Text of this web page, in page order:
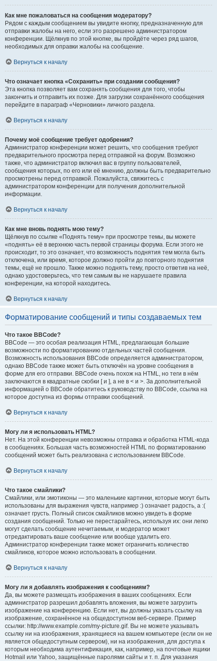
Как мне пожаловаться на сообщения модератору?
Рядом с каждым сообщением вы увидите кнопку, предназначенную для
отправки жалобы на него, если это разрешено администратором
конференции. Щёлкнув по этой кнопке, вы пройдёте через ряд шагов,
необходимых для оправки жалобы на сообщение.
Вернуться к началу
Что означает кнопка «Сохранить» при создании сообщения?
Эта кнопка позволяет вам сохранять сообщения для того, чтобы
закончить и отправить их позже. Для загрузки сохранённого сообщения
перейдите в параграф «Черновики» личного раздела.
Вернуться к началу
Почему моё сообщение требует одобрения?
Администратор конференции может решить, что сообщения требуют
предварительного просмотра перед отправкой на форум. Возможно
также, что администратор включил вас в группу пользователей,
сообщения которых, по его или её мнению, должны быть предварительно
просмотрены перед отправкой. Пожалуйста, свяжитесь с
администратором конференции для получения дополнительной
информации.
Вернуться к началу
Как мне вновь поднять мою тему?
Щёлкнув по ссылке «Поднять тему» при просмотре темы, вы можете
«поднять» её в верхнюю часть первой страницы форума. Если этого не
происходит, то это означает, что возможность поднятия тем могла быть
отключена, или время, которое должно пройти до повторного поднятия
темы, ещё не прошло. Также можно поднять тему, просто ответив на неё,
однако удостоверьтесь, что тем самым вы не нарушаете правила
конференции, на которой находитесь.
Вернуться к началу
Форматирование сообщений и типы создаваемых тем
Что такое BBCode?
BBCode — это особая реализация HTML, предлагающая большие
возможности по форматированию отдельных частей сообщения.
Возможность использования BBCode определяется администратором,
однако BBCode также может быть отключён на уровне сообщения в
форме для его отправки. BBCode очень похож на HTML, но теги в нём
заключаются в квадратные скобки [ и ], а не в < и >. За дополнительной
информацией о BBCode обратитесь к руководству по BBCode, ссылка на
которое доступна из формы отправки сообщений.
Вернуться к началу
Могу ли я использовать HTML?
Нет. На этой конференции невозможны отправка и обработка HTML-кода
в сообщениях. Большая часть возможностей HTML по форматированию
сообщений может быть реализована с использованием BBCode.
Вернуться к началу
Что такое смайлики?
Смайлики, или эмотиконы — это маленькие картинки, которые могут быть
использованы для выражения чувств, например :) означает радость, а :(
означает грусть. Полный список смайликов можно увидеть в форме
создания сообщений. Только не перестарайтесь, используя их: они легко
могут сделать сообщение нечитаемым, и модератор может
отредактировать ваше сообщение или вообще удалить его.
Администратор конференции также может ограничить количество
смайликов, которое можно использовать в сообщении.
Вернуться к началу
Могу ли я добавлять изображения к сообщениям?
Да, вы можете размещать изображения в ваших сообщениях. Если
администратор разрешил добавлять вложения, вы можете загрузить
изображение на конференцию. Если нет, вы должны указать ссылку на
изображение, сохранённое на общедоступном веб-сервере. Пример
ссылки: http://www.example.com/my-picture.gif. Вы не можете указывать
ссылку ни на изображения, хранящиеся на вашем компьютере (если он не
является общедоступным сервером), ни на изображения, для доступа к
которым необходима аутентификация, как, например, на почтовые ящики
Hotmail или Yahoo, защищённые паролями сайты и т. п. Для указания